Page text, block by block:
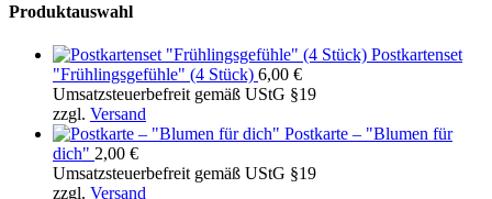
Produktauswahl
Postkartenset
"Frühlingsgefühle" (4 Stück) 6,00 €
Umsatzsteuerbefreit gemäß UStG §19
zzgl. Versand
Postkarte – "Blumen für
dich" 2,00 €
Umsatzsteuerbefreit gemäß UStG §19
zzgl. Versand